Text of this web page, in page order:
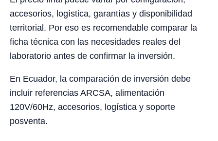
accesorios, logística, garantías y disponibilidad
territorial. Por eso es recomendable comparar la
ficha técnica con las necesidades reales del
laboratorio antes de confirmar la inversión.
En Ecuador, la comparación de inversión debe
incluir referencias ARCSA, alimentación
120V/60Hz, accesorios, logística y soporte
posventa.